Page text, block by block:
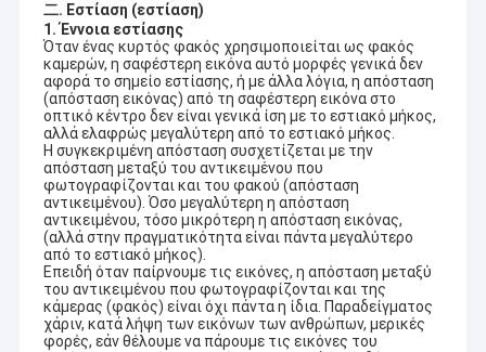
二. Εστίαση (εστίαση)
1. Έννοια εστίασης
Όταν ένας κυρτός φακός χρησιμοποιείται ως φακός
καμερών, η σαφέστερη εικόνα αυτό μορφές γενικά δεν
αφορά το σημείο εστίασης, ή με άλλα λόγια, η απόσταση
(απόσταση εικόνας) από τη σαφέστερη εικόνα στο
οπτικό κέντρο δεν είναι γενικά ίση με το εστιακό μήκος,
αλλά ελαφρώς μεγαλύτερη από το εστιακό μήκος.
Η συγκεκριμένη απόσταση συσχετίζεται με την
απόσταση μεταξύ του αντικειμένου που
φωτογραφίζονται και του φακού (απόσταση
αντικειμένου). Όσο μεγαλύτερη η απόσταση
αντικειμένου, τόσο μικρότερη η απόσταση εικόνας,
(αλλά στην πραγματικότητα είναι πάντα μεγαλύτερο
από το εστιακό μήκος).
Επειδή όταν παίρνουμε τις εικόνες, η απόσταση μεταξύ
του αντικειμένου που φωτογραφίζονται και της
κάμερας (φακός) είναι όχι πάντα η ίδια. Παραδείγματος
χάριν, κατά λήψη των εικόνων των ανθρώπων, μερικές
φορές, εάν θέλουμε να πάρουμε τις εικόνες του